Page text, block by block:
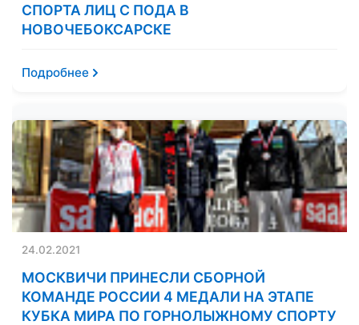
СПОРТА ЛИЦ С ПОДА В
НОВОЧЕБОКСАРСКЕ
Подробнее
24.02.2021
МОСКВИЧИ ПРИНЕСЛИ СБОРНОЙ
КОМАНДЕ РОССИИ 4 МЕДАЛИ НА ЭТАПЕ
КУБКА МИРА ПО ГОРНОЛЫЖНОМУ СПОРТУ